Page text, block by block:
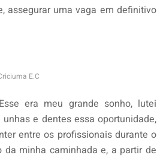
assegurar uma vaga em definitivo
E.C
era meu grande sonho, lutei
e dentes essa oportunidade,
entre os profissionais durante o
minha caminhada e, a partir de